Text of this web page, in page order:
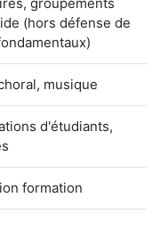
(hors défense de
musique
d'étudiants,
formation